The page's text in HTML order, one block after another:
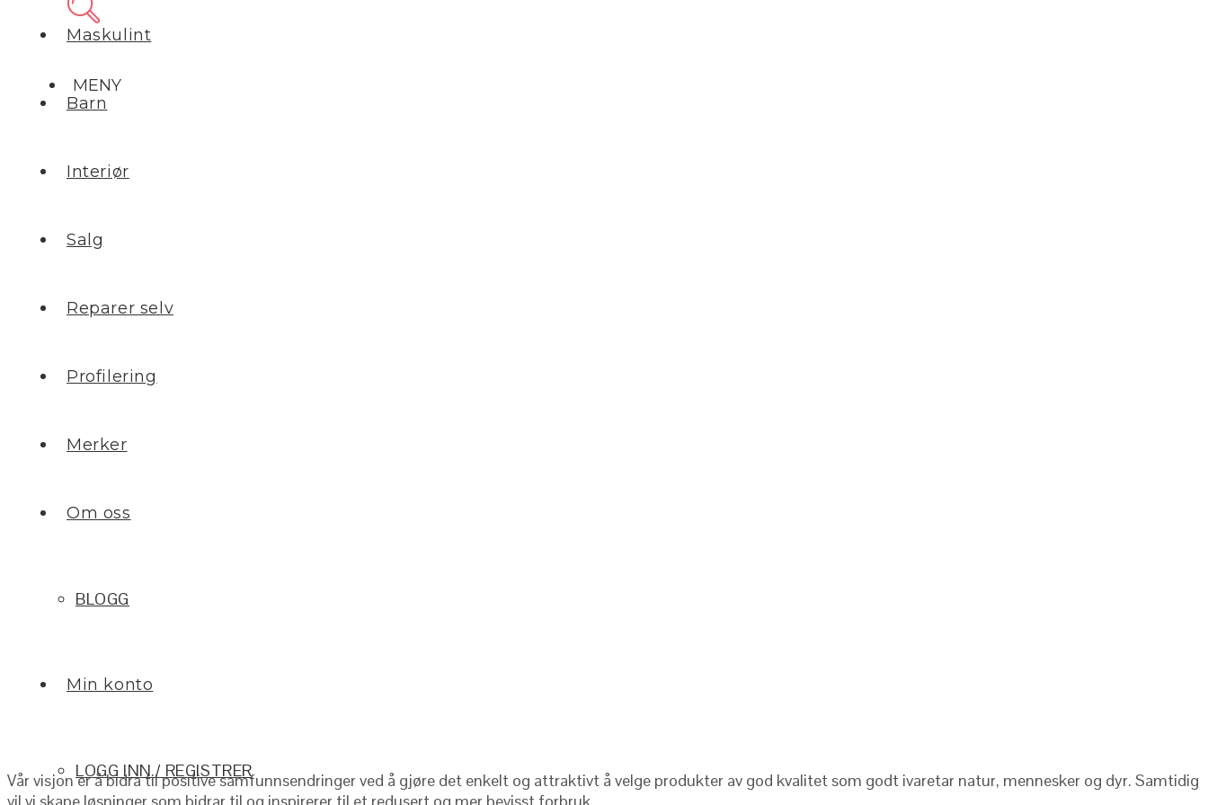
MENY
Maskulint
Barn
Interiør
Salg
Reparer selv
Profilering
Merker
Om oss
BLOGG
Min konto
LOGG INN / REGISTRER
Vår visjon er å bidra til positive samfunnsendringer ved å gjøre det enkelt og attraktivt å velge produkter av god kvalitet som godt ivaretar natur, mennesker og dyr. Samtidig
vil vi skape løsninger som bidrar til og inspirerer til et redusert og mer bevisst forbruk.